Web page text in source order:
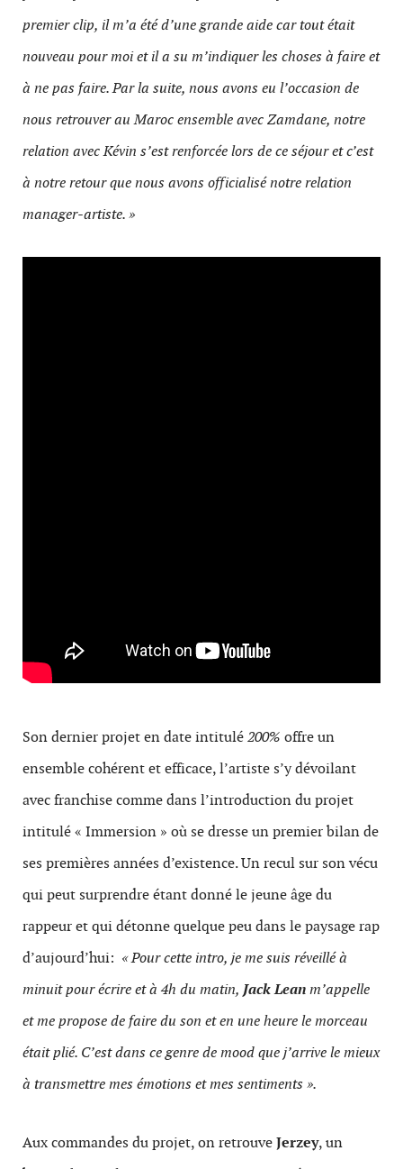
premier clip, il m’a été d’une grande aide car tout était
nouveau pour moi et il a su m’indiquer les choses à faire et
à ne pas faire. Par la suite, nous avons eu l’occasion de
nous retrouver au Maroc ensemble avec Zamdane, notre
relation avec Kévin s’est renforcée lors de ce séjour et c’est
à notre retour que nous avons officialisé notre relation
manager-artiste. »
Son dernier projet en date intitulé200% offre un
ensemble cohérent et efficace, l’artiste s’y dévoilant
avec franchise comme dans l’introduction du projet
intitulé « Immersion » où se dresse un premier bilan de
ses premières années d’existence. Un recul sur son vécu
qui peut surprendre étant donné le jeune âge du
rappeur et qui détonne quelque peu dans le paysage rap
d’aujourd’hui: « Pour cette intro, je me suis réveillé à
minuit pour écrire et à 4h du matin, Jack Leanm’appelle
et me propose de faire du son et en une heure le morceau
était plié. C’est dans ce genre de mood que j’arrive le mieux
à transmettre mes émotions et mes sentiments ».
Aux commandes du projet, on retrouveJerzey, un